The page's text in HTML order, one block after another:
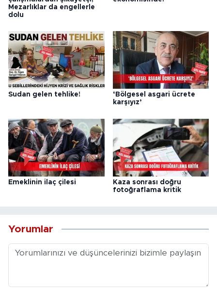
Mezarlıklar da engellerle
dolu
Sudan gelen tehlike!
‘Bölgesel asgari ücrete
karşıyız’
Emeklinin ilaç çilesi
Kaza sonrası doğru
fotoğraflama kritik
Yorumlar